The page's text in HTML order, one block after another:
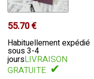
55.70 €
Habituellement expédié
sous 3-4
joursLIVRAISON
GRATUITE ✔